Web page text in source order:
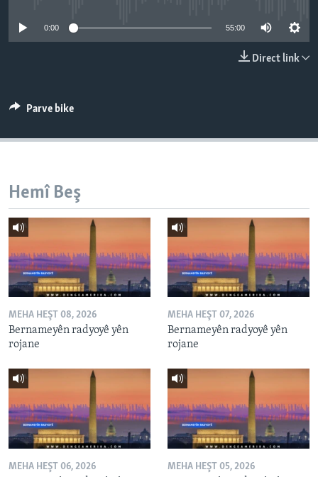
SERNIVÎS
Learning English
FOLLOW US
Zimanên Din
0:00 55:00
Direct link
Parve bike
Hemî Beş
MEHA HEŞT 08, 2026
Bernameyên radyoyê yên
rojane
MEHA HEŞT 07, 2026
Bernameyên radyoyê yên
rojane
MEHA HEŞT 06, 2026 MEHA HEŞT 05, 2026